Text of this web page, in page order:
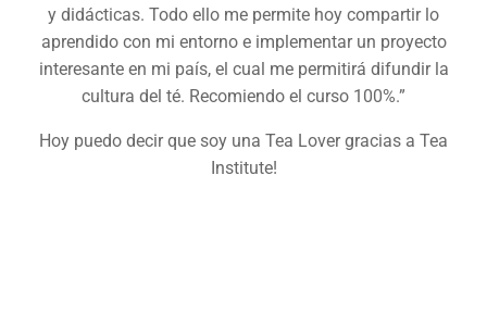
y didácticas. Todo ello me permite hoy compartir lo
aprendido con mi entorno e implementar un proyecto
interesante en mi país, el cual me permitirá difundir la
cultura del té. Recomiendo el curso 100%.”
Hoy puedo decir que soy una Tea Lover gracias a Tea
Institute!